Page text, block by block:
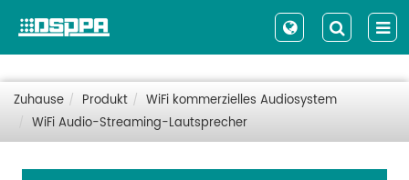
Zuhause Produkt
WiFi kommerzielles Audiosystem
WiFi Audio-Streaming-Lautsprecher